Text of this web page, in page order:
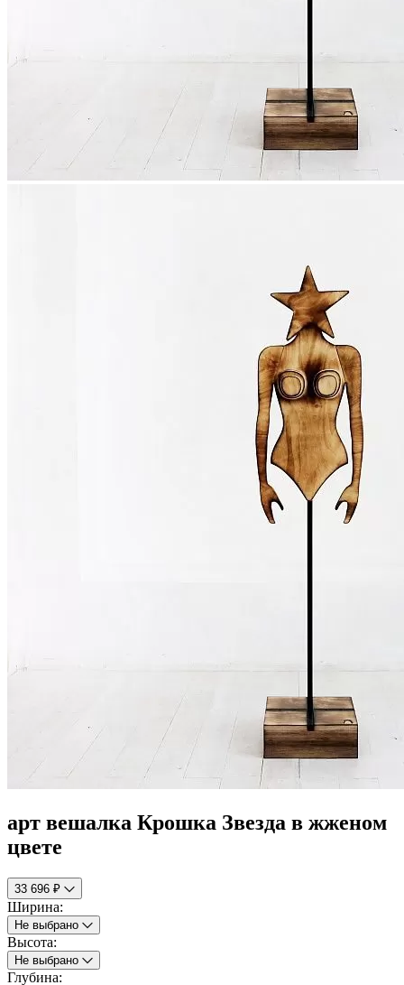
арт вешалка Крошка Звезда в жженом
цвете
33 696 ₽
Ширина:
Не выбрано
Высота:
Не выбрано
Глубина: